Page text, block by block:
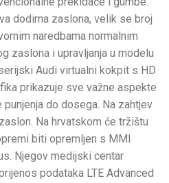
dodirna zaslona, velik se broj
naredbama normalnim
zaslona i upravljanja u modelu
Audi virtualni kokpit s HD
prikazuje sve važne aspekte
do dosega. Na zahtjev
Na hrvatskom će tržištu
biti opremljen s MMI
Njegov medijski centar
podataka LTE Advanced